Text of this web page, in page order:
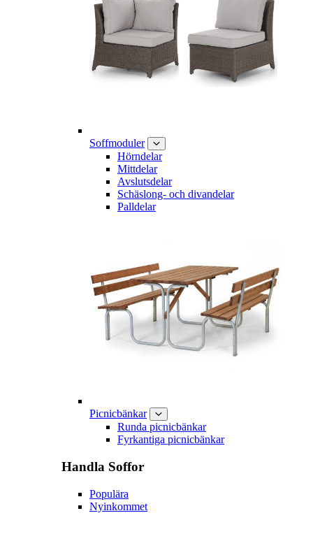
Soffmoduler
Hörndelar
Mittdelar
Avslutsdelar
Schäslong- och divandelar
Palldelar
Picnicbänkar
Runda picnicbänkar
Fyrkantiga picnicbänkar
Handla Soffor
Populära
Nyinkommet